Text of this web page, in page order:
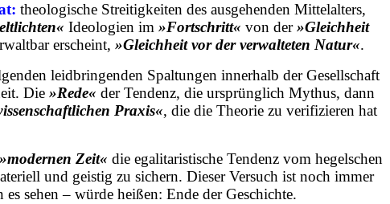
theologische Streitigkeiten des ausgehenden Mittelalters,
Ideologien im »Fortschritt« von der»Gleichheit
erscheint, »Gleichheit vor der verwalteten Natur«.
leidbringenden Spaltungen innerhalb der Gesellschaft
Die »Rede« der Tendenz, die ursprünglich Mythus, dann
Praxis«, die die Theorie zu verifizieren hat
»modernen Zeit« die egalitaristische Tendenz vom hegelschen
und geistig zu sichern. Dieser Versuch ist noch immer
sehen – würde heißen: Ende der Geschichte.